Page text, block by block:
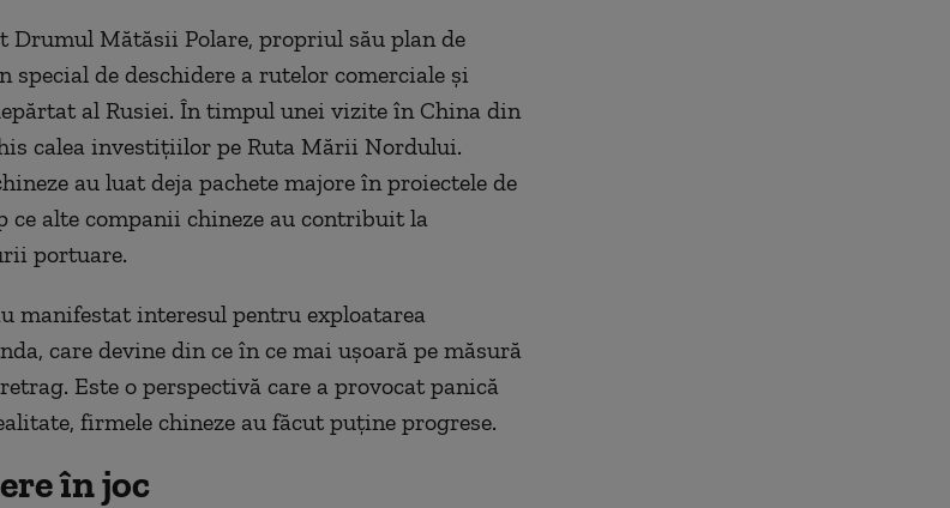
Drumul Mătăsii Polare, propriul său plan de
special de deschidere a rutelor comerciale și
al Rusiei. În timpul unei vizite în China din
calea investițiilorpe Ruta Mării Nordului.
au luat deja pachete majore în proiectele de
ce alte companii chineze au contribuit la
portuare.
manifestat interesulpentru exploatarea
care devine din ce în ce mai ușoară pe măsură
Este o perspectivă care a provocat panică
firmele chineze au făcut puține progrese.
în joc